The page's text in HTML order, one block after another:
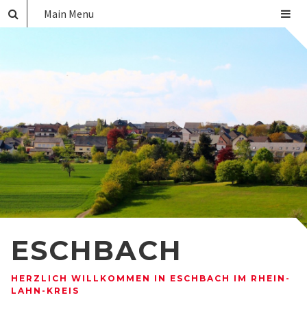
ESCHBACH
HERZLICH WILLKOMMEN IN ESCHBACH IM RHEIN-
LAHN-KREIS
Main Menu